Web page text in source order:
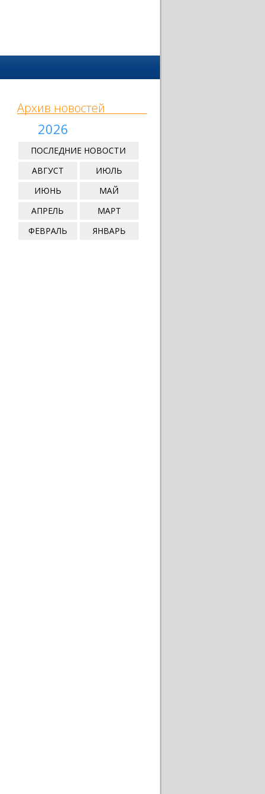
Архив новостей
2026
ПОСЛЕДНИЕ НОВОСТИ
АВГУСТ
ИЮЛЬ
ИЮНЬ
МАЙ
АПРЕЛЬ
МАРТ
ФЕВРАЛЬ
ЯНВАРЬ